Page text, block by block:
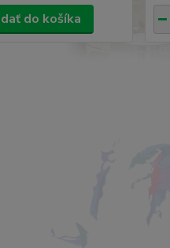
do košíka